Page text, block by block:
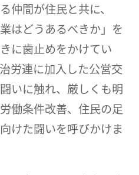
仲間が住民と共に、
はどうあるべきか」を
に歯止めをかけてい
労連に加入した公営交
いに触れ、厳しくも明
働条件改善、住民の足
けた闘いを呼びかけま